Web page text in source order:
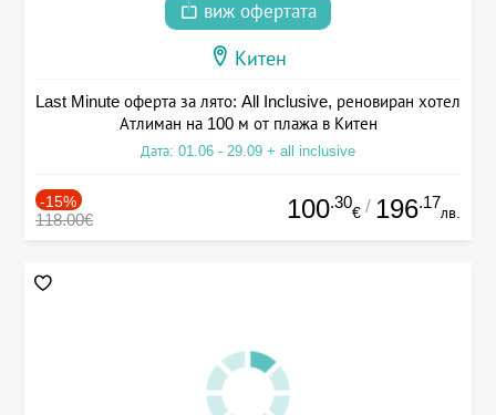
виж офертата
Китен
Last Minute оферта за лято: All Inclusive, реновиран хотел
Атлиман на 100 м от плажа в Китен
Дата: 01.06 - 29.09 + all inclusive
-15%
118.00€ 100.30
€ / 196.17
лв.